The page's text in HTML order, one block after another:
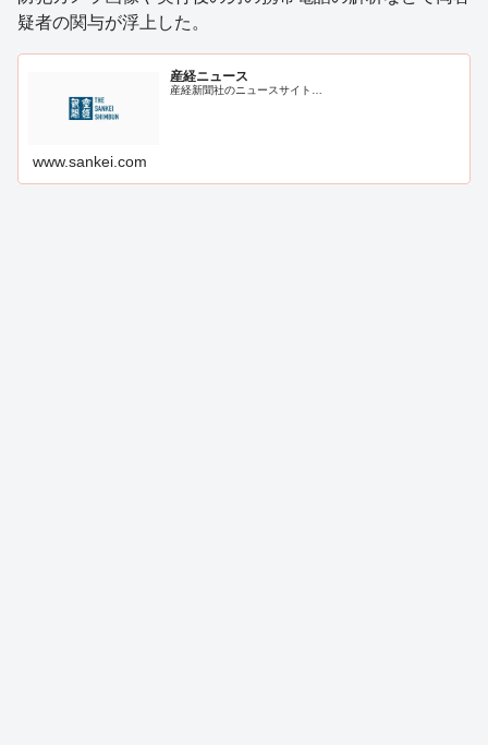
疑者の関与が浮上した。
産経ニュース
産経新聞社のニュースサイト…
www.sankei.com